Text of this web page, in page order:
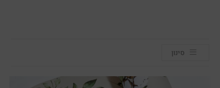
סינון